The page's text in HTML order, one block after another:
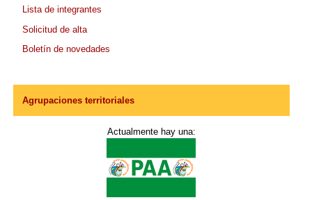
Lista de integrantes
Solicitud de alta
Boletín de novedades
Agrupaciones territoriales
Actualmente hay una: